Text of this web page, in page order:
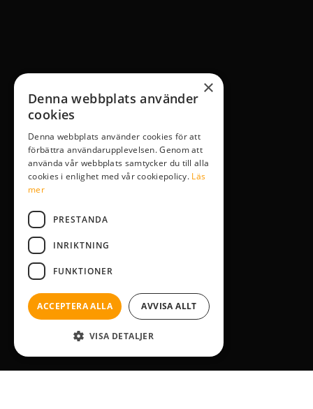
×
Denna webbplats använder
cookies
Denna webbplats använder cookies för att
förbättra användarupplevelsen. Genom att
använda vår webbplats samtycker du till alla
cookies i enlighet med vår cookiepolicy. Läs
mer
PRESTANDA
INRIKTNING
FUNKTIONER
ACCEPTERA ALLA AVVISA ALLT
VISA DETALJER